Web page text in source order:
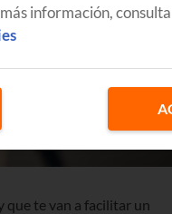
que te van a facilitar un
información,